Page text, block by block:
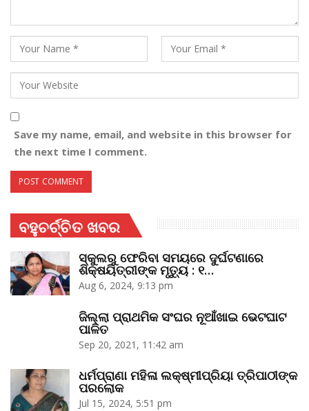
Save my name, email, and website in this browser for
the next time I comment.
ବହୁଚର୍ଚ୍ଚିତ ଖବର
ସ୍କୁଲରୁ ଫେରିବା ସମୟରେ ଦୁର୍ଘଟଣାରେ
ଶିକ୍ଷୟିତ୍ରୀଙ୍କ ମୃତ୍ୟୁ : ୧…
Aug 6, 2024, 9:13 pm
ଜିଲ୍ଲା ପ୍ରାଥମିକ ସଂଘର ନୂଆଁଖାଇ ଭେଟଘାଟ
ପାଳିତ
Sep 20, 2021, 11:42 am
ଧର୍ମପ୍ରାଣା ମହିଳା ଲକ୍ଷ୍ମୀପ୍ରିୟା ତ୍ରିପାଠୀଙ୍କ
ପରଲୋକ
Jul 15, 2024, 5:51 pm